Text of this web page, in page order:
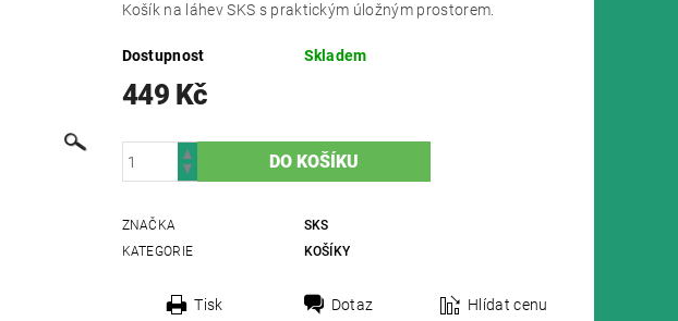
Košík na láhev SKS s praktickým úložným prostorem.
Dostupnost Skladem
449 Kč
ZNAČKA
SKS
KATEGORIE
KOŠÍKY
Tisk Dotaz Hlídat cenu